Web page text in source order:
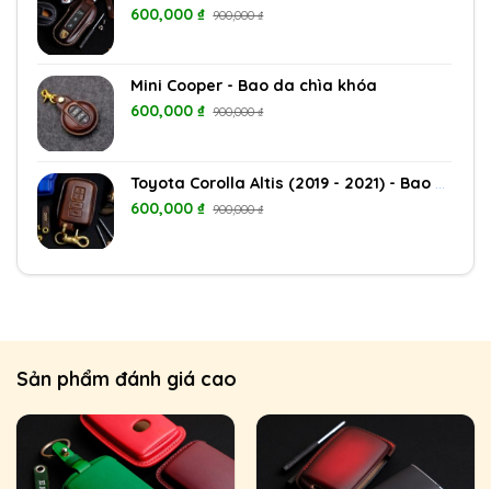
600,000₫ 900,000₫
Mini Cooper - Bao da chìa khóa
600,000₫ 900,000₫
Toyota Corolla Altis (2019 - 2021) - Bao da chìa khóa
600,000₫ 900,000₫
Sản phẩm đánh giá cao